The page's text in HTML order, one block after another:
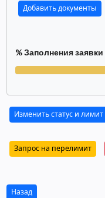
Добавить документы
% Заполнения заявки
Изменить статус и лимит
Запрос на перелимит
Назад